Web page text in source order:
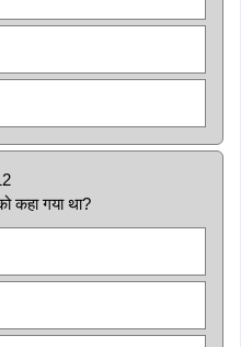
कहा गया था?